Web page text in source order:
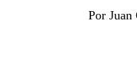
Por